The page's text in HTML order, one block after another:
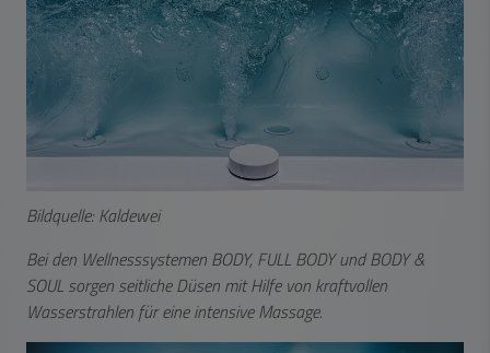
Bildquelle: Kaldewei
Bei den Wellnesssystemen BODY, FULL BODY und BODY &
SOUL sorgen seitliche Düsen mit Hilfe von kraftvollen
Wasserstrahlen für eine intensive Massage.